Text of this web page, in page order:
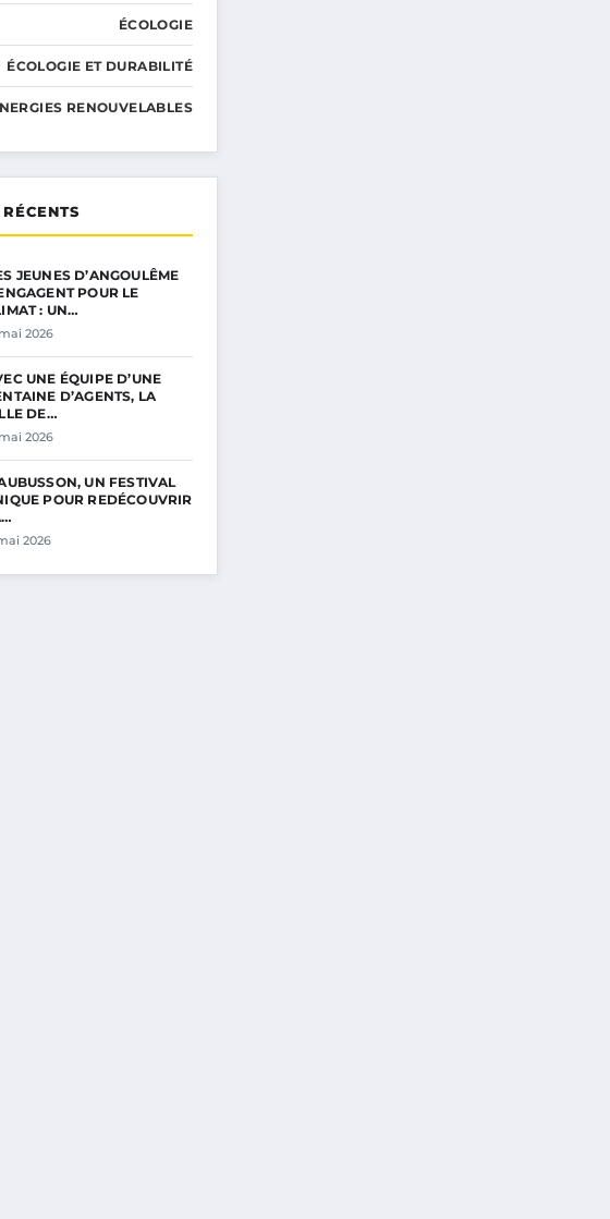
ÉCOLOGIE
ÉCOLOGIE ET DURABILITÉ
RENOUVELABLES
JEUNES D’ANGOULÊME
POUR LE
: UN…
2026
UNE ÉQUIPE D’UNE
D’AGENTS, LA
DE…
2026
UN FESTIVAL
POUR REDÉCOUVRIR
2026